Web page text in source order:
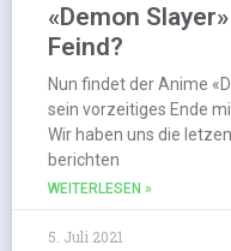
«Demon
Feind?
Nun findet der Anime
sein vorzeitiges Ende
Wir haben uns die
berichten
WEITERLESEN »
5. Juli 2021